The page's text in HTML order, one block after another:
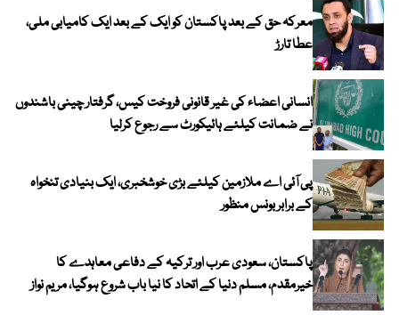
معرکہ حق کے بعد پاکستان کو ایک کے بعد ایک کامیابی ملی،
عطا تارڑ
انسانی اعضاء کی غیر قانونی فروخت کیس، گرفتار چینی باشندوں
نے ضمانت کیلئے ہائیکورٹ سے رجوع کرلیا
پی آئی اے ملازمین کیلئے بڑی خوشخبری، ایک بنیادی تنخواہ
کے برابر بونس منظور
پاکستان، سعودی عرب اور ترکیہ کے دفاعی معاہدے کا
خیرمقدم، مسلم دنیا کے اتحاد کا نیا باب شروع ہوگیا، مریم نواز